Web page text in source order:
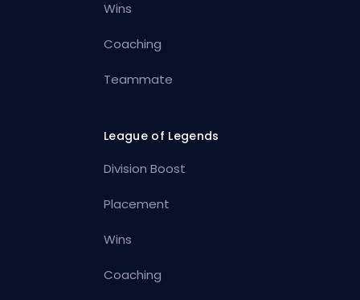
Wins
Coaching
Teammate
League of Legends
Division Boost
Placement
Wins
Coaching